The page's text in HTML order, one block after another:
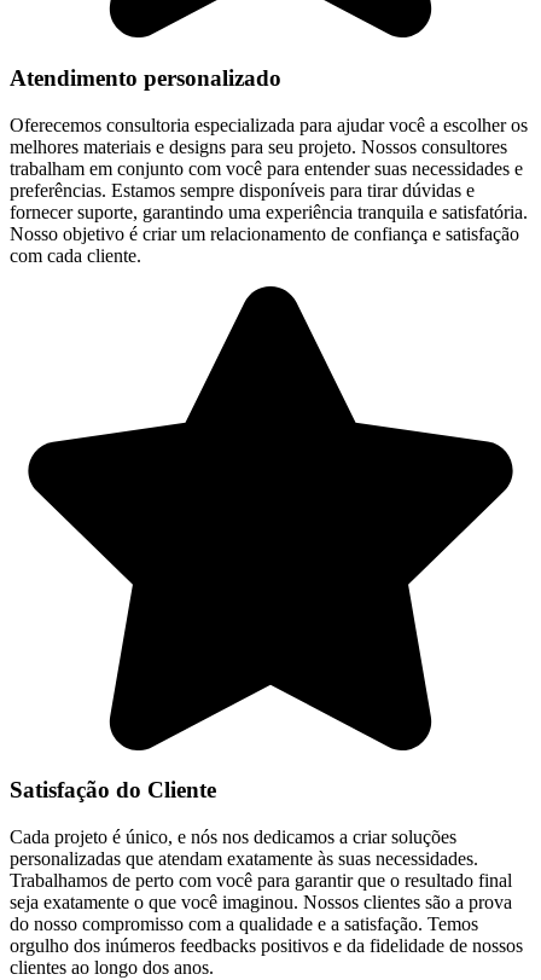
Atendimento personalizado
Oferecemos consultoria especializada para ajudar você a escolher os
melhores materiais e designs para seu projeto. Nossos consultores
trabalham em conjunto com você para entender suas necessidades e
preferências. Estamos sempre disponíveis para tirar dúvidas e
fornecer suporte, garantindo uma experiência tranquila e satisfatória.
Nosso objetivo é criar um relacionamento de confiança e satisfação
com cada cliente.
Satisfação do Cliente
Cada projeto é único, e nós nos dedicamos a criar soluções
personalizadas que atendam exatamente às suas necessidades.
Trabalhamos de perto com você para garantir que o resultado final
seja exatamente o que você imaginou. Nossos clientes são a prova
do nosso compromisso com a qualidade e a satisfação. Temos
orgulho dos inúmeros feedbacks positivos e da fidelidade de nossos
clientes ao longo dos anos.